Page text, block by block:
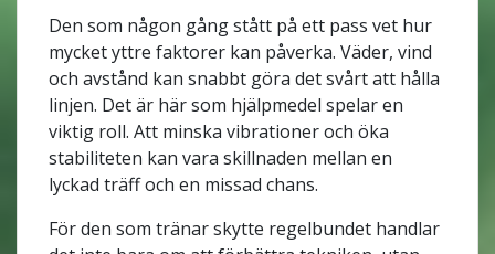
Den som någon gång stått på ett pass vet hur
mycket yttre faktorer kan påverka. Väder, vind
och avstånd kan snabbt göra det svårt att hålla
linjen. Det är här som hjälpmedel spelar en
viktig roll. Att minska vibrationer och öka
stabiliteten kan vara skillnaden mellan en
lyckad träff och en missad chans.
För den som tränar skytte regelbundet handlar